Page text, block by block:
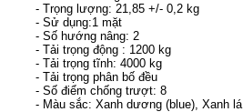
- Trọng lượng: 21,85 +/- 0,2 kg
- Sử dụng:1 mặt
- Số hướng nâng: 2
- Tải trọng động : 1200 kg
- Tải trọng tĩnh: 4000 kg
- Tải trọng phân bố đều
- Số điểm chống trượt: 8
- Màu sắc: Xanh dương (blue), Xanh